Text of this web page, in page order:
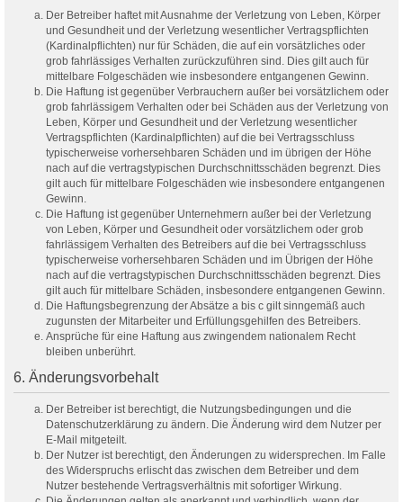
Der Betreiber haftet mit Ausnahme der Verletzung von Leben, Körper
und Gesundheit und der Verletzung wesentlicher Vertragspflichten
(Kardinalpflichten) nur für Schäden, die auf ein vorsätzliches oder
grob fahrlässiges Verhalten zurückzuführen sind. Dies gilt auch für
mittelbare Folgeschäden wie insbesondere entgangenen Gewinn.
Die Haftung ist gegenüber Verbrauchern außer bei vorsätzlichem oder
grob fahrlässigem Verhalten oder bei Schäden aus der Verletzung von
Leben, Körper und Gesundheit und der Verletzung wesentlicher
Vertragspflichten (Kardinalpflichten) auf die bei Vertragsschluss
typischerweise vorhersehbaren Schäden und im übrigen der Höhe
nach auf die vertragstypischen Durchschnittsschäden begrenzt. Dies
gilt auch für mittelbare Folgeschäden wie insbesondere entgangenen
Gewinn.
Die Haftung ist gegenüber Unternehmern außer bei der Verletzung
von Leben, Körper und Gesundheit oder vorsätzlichem oder grob
fahrlässigem Verhalten des Betreibers auf die bei Vertragsschluss
typischerweise vorhersehbaren Schäden und im Übrigen der Höhe
nach auf die vertragstypischen Durchschnittsschäden begrenzt. Dies
gilt auch für mittelbare Schäden, insbesondere entgangenen Gewinn.
Die Haftungsbegrenzung der Absätze a bis c gilt sinngemäß auch
zugunsten der Mitarbeiter und Erfüllungsgehilfen des Betreibers.
Ansprüche für eine Haftung aus zwingendem nationalem Recht
bleiben unberührt.
6. Änderungsvorbehalt
Der Betreiber ist berechtigt, die Nutzungsbedingungen und die
Datenschutzerklärung zu ändern. Die Änderung wird dem Nutzer per
E-Mail mitgeteilt.
Der Nutzer ist berechtigt, den Änderungen zu widersprechen. Im Falle
des Widerspruchs erlischt das zwischen dem Betreiber und dem
Nutzer bestehende Vertragsverhältnis mit sofortiger Wirkung.